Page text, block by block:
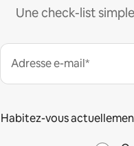
Une check-list
Adresse e-mail*
Habitez-vous